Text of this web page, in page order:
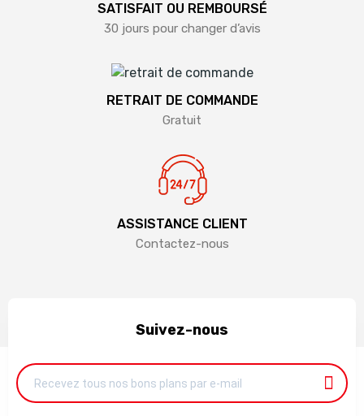
SATISFAIT OU REMBOURSÉ
30 jours pour changer d’avis
RETRAIT DE COMMANDE
Gratuit
ASSISTANCE CLIENT
Contactez-nous
Suivez-nous